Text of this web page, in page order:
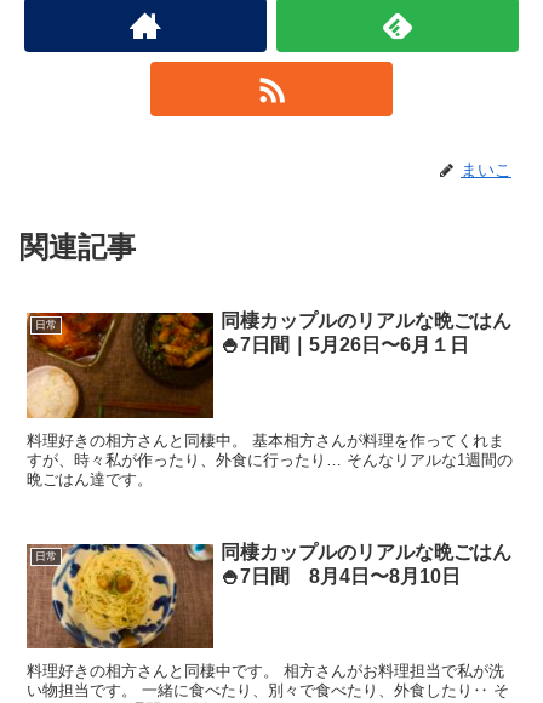
まいこ
関連記事
日常
同棲カップルのリアルな晩ごはん
🍚7日間｜5月26日〜6月１日
料理好きの相方さんと同棲中。 基本相方さんが料理を作ってくれま
すが、時々私が作ったり、外食に行ったり… そんなリアルな1週間の
晩ごはん達です。
日常
同棲カップルのリアルな晩ごはん
🍚7日間 8月4日〜8月10日
料理好きの相方さんと同棲中です。 相方さんがお料理担当で私が洗
い物担当です。 一緒に食べたり、別々で食べたり、外食したり‥ そ